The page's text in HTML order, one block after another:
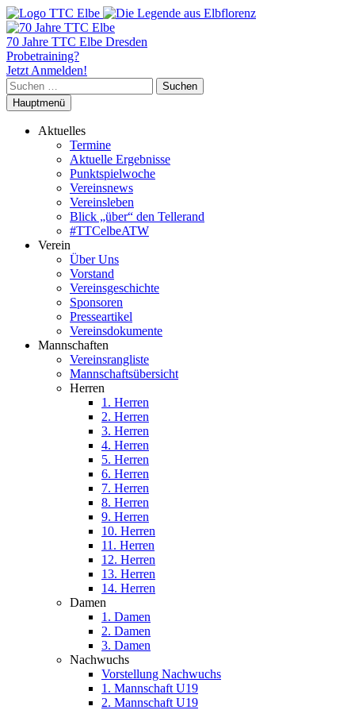
70 Jahre TTC Elbe Dresden
Probetraining?
Jetzt Anmelden!
Suchen
nach:
Hauptmenü
Aktuelles
Termine
Aktuelle Ergebnisse
Punktspielwoche
Vereinsnews
Vereinsleben
Blick „über“ den Tellerand
#TTCelbeATW
Verein
Über Uns
Vorstand
Vereinsgeschichte
Sponsoren
Presseartikel
Vereinsdokumente
Mannschaften
Vereinsrangliste
Mannschaftsübersicht
Herren
1. Herren
2. Herren
3. Herren
4. Herren
5. Herren
6. Herren
7. Herren
8. Herren
9. Herren
10. Herren
11. Herren
12. Herren
13. Herren
14. Herren
Damen
1. Damen
2. Damen
3. Damen
Nachwuchs
Vorstellung Nachwuchs
1. Mannschaft U19
2. Mannschaft U19